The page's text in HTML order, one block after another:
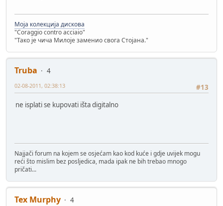
Моја колекција дискова
"Coraggio contro acciaio"
"Тако је чича Милоје заменио свога Стојана."
Truba
4
#13
02-08-2011, 02:38:13
ne isplati se kupovati išta digitalno
Najjači forum na kojem se osjećam kao kod kuće i gdje uvijek mogu
reći što mislim bez posljedica, mada ipak ne bih trebao mnogo
pričati...
Tex Murphy
4